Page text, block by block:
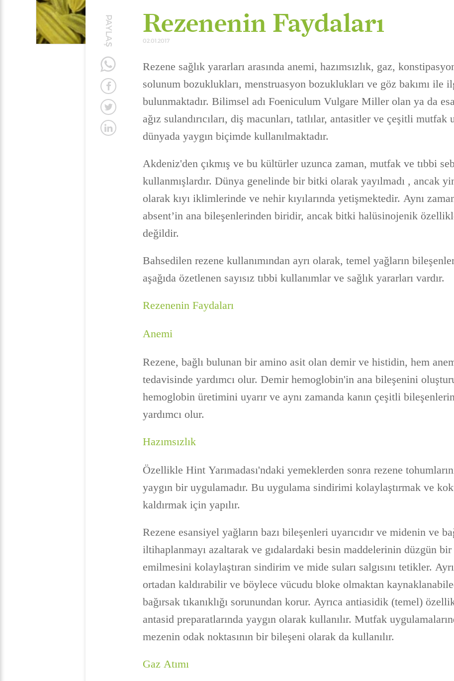
PAYLAŞ Rezenenin Faydaları
02.01.2017
Rezene sağlık yararları arasında anemi, hazımsızlık, gaz,
solunum bozuklukları, menstruasyon bozuklukları ve göz bakımı ile
bulunmaktadır. Bilimsel adı Foeniculum Vulgare Miller olan ya da
ağız sulandırıcıları, diş macunları, tatlılar, antasitler ve çeşitli mutfak
dünyada yaygın biçimde kullanılmaktadır.
Akdeniz'den çıkmış ve bu kültürler uzunca zaman, mutfak ve tıbbi
kullanmışlardır. Dünya genelinde bir bitki olarak yayılmadı , ancak
olarak kıyı iklimlerinde ve nehir kıyılarında yetişmektedir. Aynı
absent’in ana bileşenlerinden biridir, ancak bitki halüsinojenik
değildir.
Bahsedilen rezene kullanımından ayrı olarak, temel yağların
aşağıda özetlenen sayısız tıbbi kullanımlar ve sağlık yararları vardır.
Rezenenin Faydaları
Anemi
Rezene, bağlı bulunan bir amino asit olan demir ve histidin, hem
tedavisinde yardımcı olur. Demir hemoglobin'in ana bileşenini
hemoglobin üretimini uyarır ve aynı zamanda kanın çeşitli
yardımcı olur.
Hazımsızlık
Özellikle Hint Yarımadası'ndaki yemeklerden sonra rezene
yaygın bir uygulamadır. Bu uygulama sindirimi kolaylaştırmak ve
kaldırmak için yapılır.
Rezene esansiyel yağların bazı bileşenleri uyarıcıdır ve midenin ve
iltihaplanmayı azaltarak ve gıdalardaki besin maddelerinin düzgün
emilmesini kolaylaştıran sindirim ve mide suları salgısını tetikler.
ortadan kaldırabilir ve böylece vücudu bloke olmaktan
bağırsak tıkanıklığı sorunundan korur. Ayrıca antiasidik (temel)
antasid preparatlarında yaygın olarak kullanılır. Mutfak
mezenin odak noktasının bir bileşeni olarak da kullanılır.
Gaz Atımı